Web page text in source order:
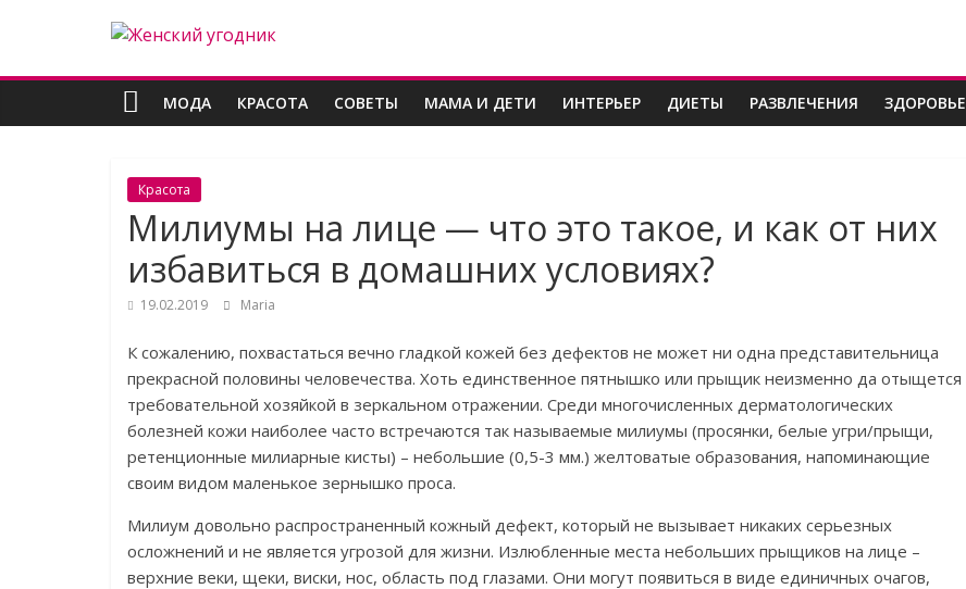
Женский
угодник
полезных
статей
для
женщин
МОДА КРАСОТА СОВЕТЫ МАМА И ДЕТИ ИНТЕРЬЕР ДИЕТЫ РАЗВЛЕЧЕНИЯ ЗДОРОВЬЕ
Красота
Милиумы на лице — что это такое, и как от них
избавиться в домашних условиях?
19.02.2019 Maria
К сожалению, похвастаться вечно гладкой кожей без дефектов не может ни одна представительница
прекрасной половины человечества. Хоть единственное пятнышко или прыщик неизменно да отыщется
требовательной хозяйкой в зеркальном отражении. Среди многочисленных дерматологических
болезней кожи наиболее часто встречаются так называемые милиумы (просянки, белые угри/прыщи,
ретенционные милиарные кисты) – небольшие (0,5-3 мм.) желтоватые образования, напоминающие
своим видом маленькое зернышко проса.
Милиум довольно распространенный кожный дефект, который не вызывает никаких серьезных
осложнений и не является угрозой для жизни. Излюбленные места небольших прыщиков на лице –
верхние веки, щеки, виски, нос, область под глазами. Они могут появиться в виде единичных очагов,